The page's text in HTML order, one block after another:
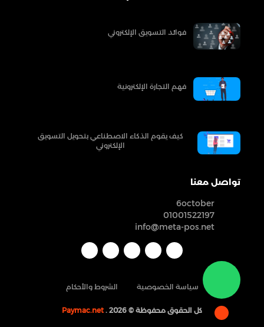
فوائد التسويق الإلكتروني
فهم التجارة الإلكترونية
كيف يقوم الذكاء الاصطناعي بتحويل التسويق
الإلكتروني
تواصل معنا
6october
01001522197
info@meta-pos.net
سياسة الخصوصية الشروط والأحكام
كل الحقوق محفوظة © Paymac.net . 2026